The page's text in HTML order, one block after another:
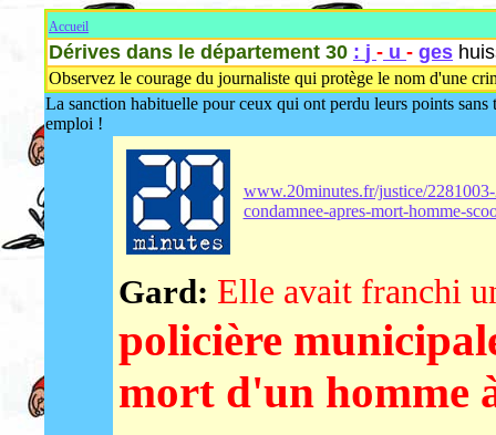
Accueil
Dérives dans le département 30 : j - u - ges
Observez le courage du journaliste qui protège le nom d'une
La sanction habituelle pour ceux qui ont perdu leurs points
emploi !
www.20minutes.fr/justice/
condamnee-apres-mort-homme-
Gard: Elle avait franchi
policière
mort d'un homme